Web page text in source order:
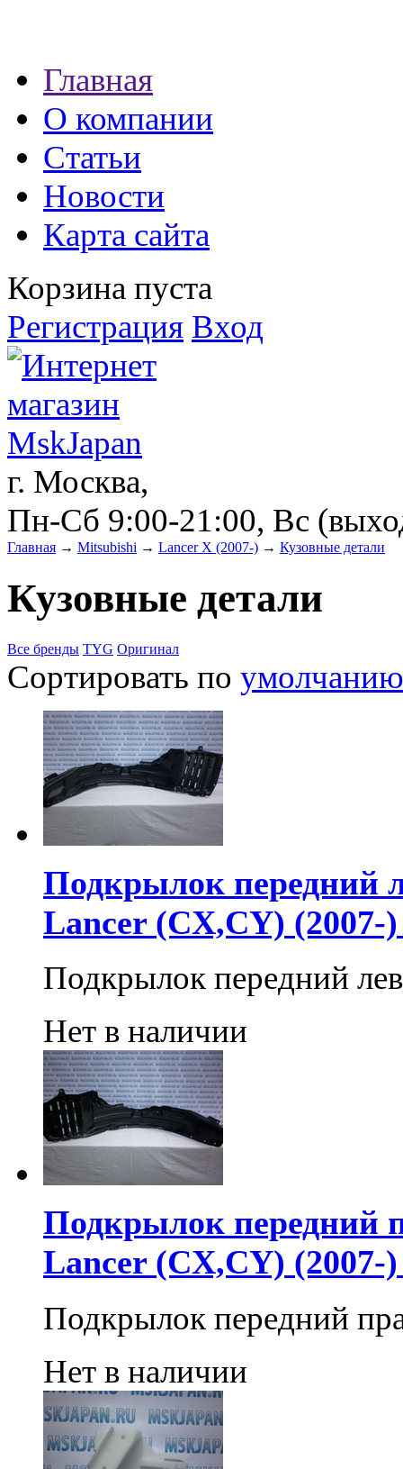
экспресс займы
Главная
О компании
Статьи
Новости
Карта сайта
Корзина пуста
Регистрация Вход
г. Москва,
Пн-Сб 9:00-21:00, Вс
Главная → Mitsubishi → Lancer X (2007-) → Кузовные детали
Кузовные детали
Все бренды TYG Оригинал
Сортировать по умолчанию
Подкрылок передний
Lancer (CX,CY) (2007-)
Подкрылок передний
Нет в наличии
Подкрылок передний
Lancer (CX,CY) (2007-)
Подкрылок передний
Нет в наличии